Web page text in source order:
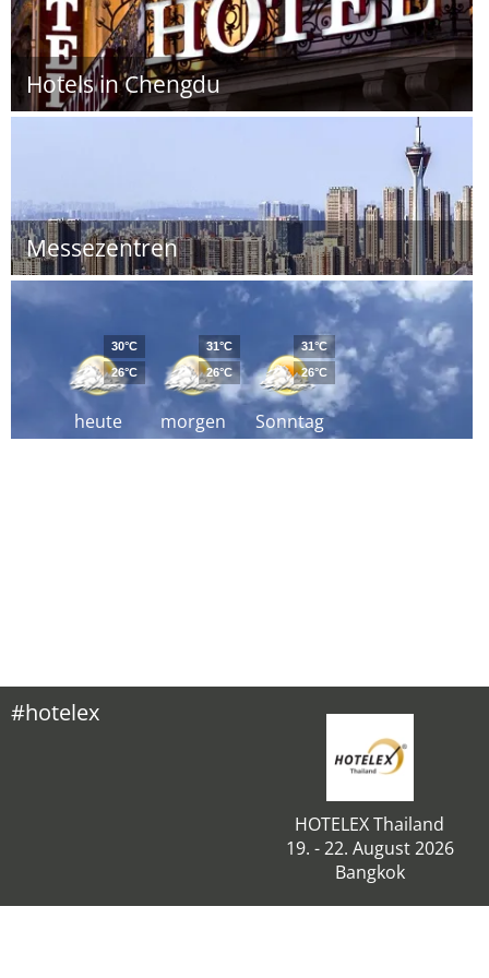
Hotels in Chengdu
Messezentren
heute
30°C
26°C
morgen
31°C
26°C
Sonntag
31°C
26°C
#hotelex
HOTELEX Thailand
19. - 22. August 2026
Bangkok